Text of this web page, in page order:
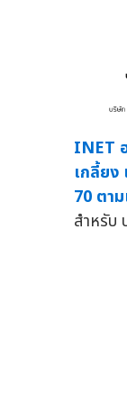
INET
เกลี้ยง
70 ตา
สำหรับ